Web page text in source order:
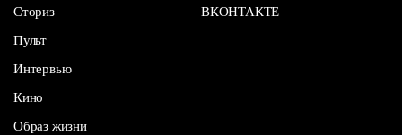
Сториз
Пульт
Интервью
Кино
Образ жизни
ВКОНТАКТЕ